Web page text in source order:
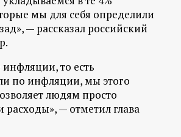
мы для себя определили
— рассказал российский
то есть
по инфляции, мы этого
людям просто
расходы», — отметил глава